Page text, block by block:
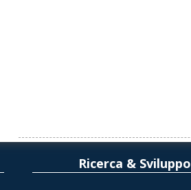
Ricerca & Sviluppo